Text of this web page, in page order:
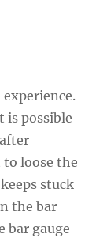
is possible
loose the
stuck
the bar
bar gauge